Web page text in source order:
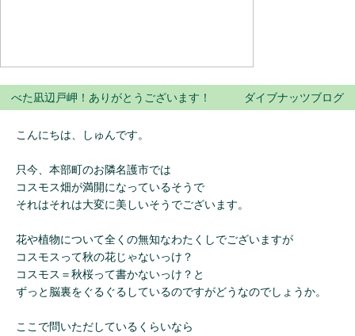
べた凪辺戸岬！ありがとうございます！ ダイブナッツブログ
こんにちは、しゅんです。
只今、本部町のお隣名護市では
コスモス畑が満開になっているそうで
それはそれは大変に美しいそうでございます。
花や植物について全くの無知なわたくしでございますが
コスモスって秋の花じゃないっけ？
コスモス＝秋桜って書かないっけ？と
ずっと脳裏をぐるぐるしているのですがどうなのでしょうか。
ここで問いただしているくらいなら